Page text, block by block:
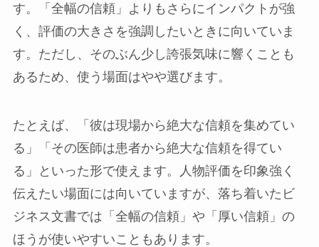
す。「全幅の信頼」よりもさらにインパクトが強
く、評価の大きさを強調したいときに向いていま
す。ただし、そのぶん少し誇張気味に響くことも
あるため、使う場面はやや選びます。
たとえば、「彼は現場から絶大な信頼を集めてい
る」「その医師は患者から絶大な信頼を得てい
る」といった形で使えます。人物評価を印象強く
伝えたい場面には向いていますが、落ち着いたビ
ジネス文書では「全幅の信頼」や「厚い信頼」の
ほうが使いやすいこともあります。